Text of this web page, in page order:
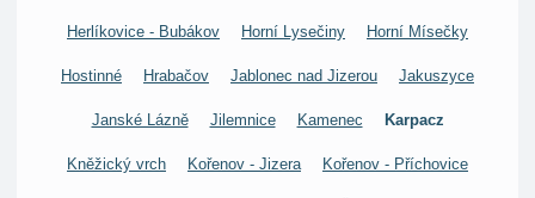
Herlíkovice - Bubákov Horní Lysečiny Horní Mísečky
Hostinné Hrabačov Jablonec nad Jizerou Jakuszyce
Janské Lázně Jilemnice Kamenec Karpacz
Kněžický vrch Kořenov - Jizera Kořenov - Příchovice